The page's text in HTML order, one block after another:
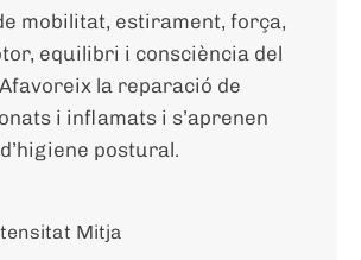
mobilitat, estirament, força,
equilibri i consciència del
la reparació de
i inflamats i s’aprenen
postural.
Mitja